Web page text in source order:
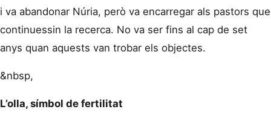
i va abandonar Núria, però va encarregar als pastors que
continuessin la recerca. No va ser fins al cap de set
anys quan aquests van trobar els objectes.
&nbsp,
L’olla, símbol de fertilitat